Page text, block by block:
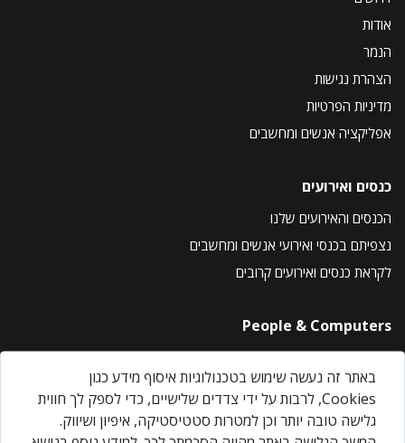
אודות
הנמר
הצהרת נגישות
מדיניות הפרטיות
אפליקציה אנשים ומחשבים
כנסים ואירועים
הכנסים והאירועים שלנו
נצפיתם בכנסי ואירועי אנשים ומחשבים
לקראת כנסים ואירועים קרובים
People & Computers
About Us
Privacy Policy
Contact Us
Our Events
באתר זה נעשה שימוש בטכנולוגיות איסוף מידע כגון
Cookies, לרבות על ידי צדדים שלישיים, כדי לספק לך חווית
גלישה טובה יותר וכן למטרות סטטיסטיקה, איפיון ושיווק.